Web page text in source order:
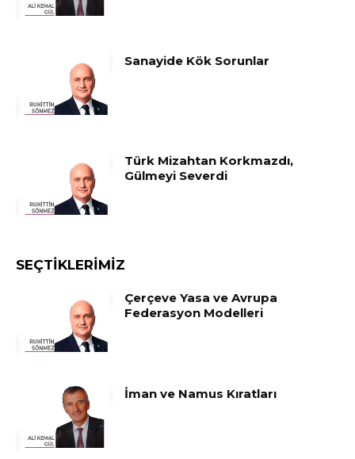
Sanayide Kök Sorunlar
Türk Mizahtan Korkmazdı,
Gülmeyi Severdi
SEÇTIKLERIMIZ
Çerçeve Yasa ve Avrupa
Federasyon Modelleri
İman ve Namus Kıratları